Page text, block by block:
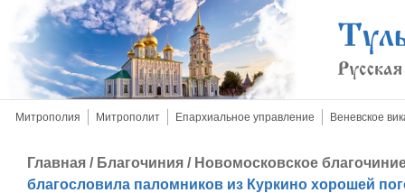
Митрополия Митрополит Епархиальное управление Веневское
Главная / Благочиния / Новомосковское
благословила паломников из Куркино хорошей